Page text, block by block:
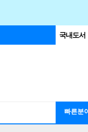
국내도서
빠른분